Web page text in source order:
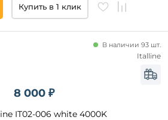
Купить в 1 клик
8 000 ₽
IT02-006 white 4000K
В наличии 93 шт.
Italline